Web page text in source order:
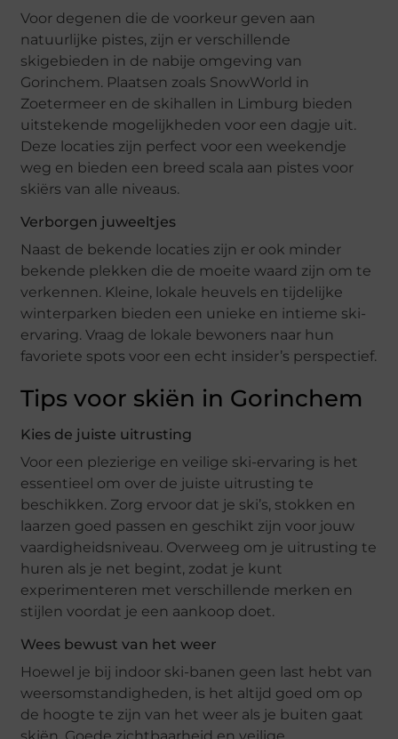
Voor degenen die de voorkeur geven aan
natuurlijke pistes, zijn er verschillende
skigebieden in de nabije omgeving van
Gorinchem. Plaatsen zoals SnowWorld in
Zoetermeer en de skihallen in Limburg bieden
uitstekende mogelijkheden voor een dagje uit.
Deze locaties zijn perfect voor een weekendje
weg en bieden een breed scala aan pistes voor
skiërs van alle niveaus.
Verborgen juweeltjes
Naast de bekende locaties zijn er ook minder
bekende plekken die de moeite waard zijn om te
verkennen. Kleine, lokale heuvels en tijdelijke
winterparken bieden een unieke en intieme ski-
ervaring. Vraag de lokale bewoners naar hun
favoriete spots voor een echt insider’s perspectief.
Tips voor skiën in Gorinchem
Kies de juiste uitrusting
Voor een plezierige en veilige ski-ervaring is het
essentieel om over de juiste uitrusting te
beschikken. Zorg ervoor dat je ski’s, stokken en
laarzen goed passen en geschikt zijn voor jouw
vaardigheidsniveau. Overweeg om je uitrusting te
huren als je net begint, zodat je kunt
experimenteren met verschillende merken en
stijlen voordat je een aankoop doet.
Wees bewust van het weer
Hoewel je bij indoor ski-banen geen last hebt van
weersomstandigheden, is het altijd goed om op
de hoogte te zijn van het weer als je buiten gaat